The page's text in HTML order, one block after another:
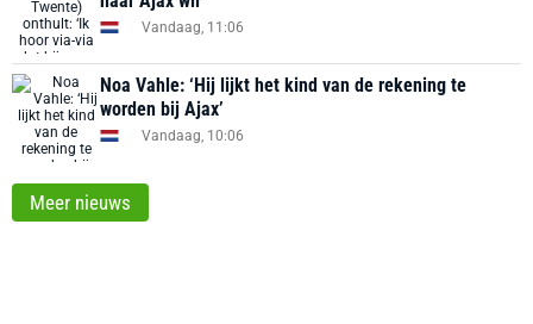
Vandaag, 11:06
Noa Vahle: ‘Hij lijkt het kind van de rekening te
worden bij Ajax’
Vandaag, 10:06
Meer nieuws